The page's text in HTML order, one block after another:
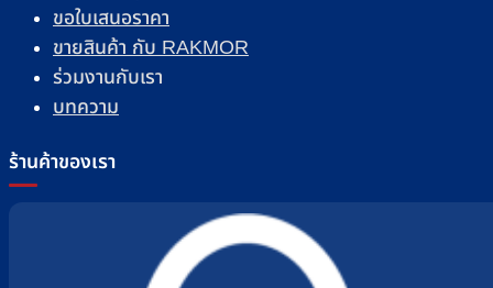
ขอใบเสนอราคา
ขายสินค้า กับ RAKMOR
ร่วมงานกับเรา
บทความ
ร้านค้าของเรา